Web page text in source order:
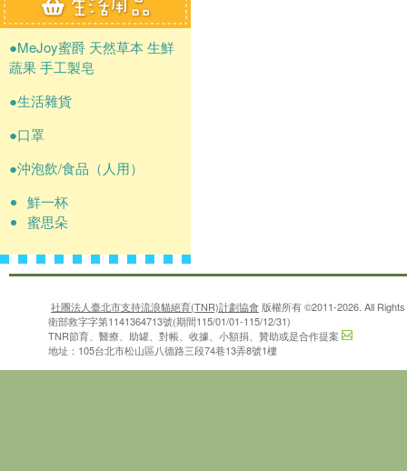
●MeJoy蜜爵 天然草本 生鮮
蔬果 手工製皂
●生活雜貨
●口罩
●沖泡飲/食品（人用）
鮮一杯
蜜思朵
社團法人臺北市支持流浪貓絕育(TNR)計劃協會 版權所有 ©2011-2026. All
衛部救字字第1141364713號(期間115/01/01-115/12/31)
TNR節育、醫療、助罐、對帳、收據、小額捐、贊助或是合作提案
地址：105台北市松山區八德路三段74巷13弄8號1樓